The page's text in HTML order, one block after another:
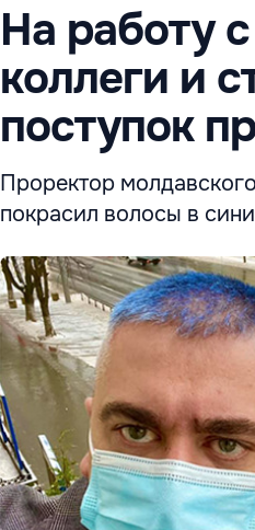
На работу
коллеги и
поступок
Проректор
покрасил волосы в